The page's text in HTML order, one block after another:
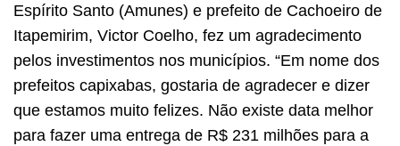
Espírito Santo (Amunes) e prefeito de Cachoeiro de
Itapemirim, Victor Coelho, fez um agradecimento
pelos investimentos nos municípios. “Em nome dos
prefeitos capixabas, gostaria de agradecer e dizer
que estamos muito felizes. Não existe data melhor
para fazer uma entrega de R$ 231 milhões para a